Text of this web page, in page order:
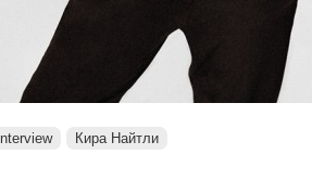
Interview Кира Найтли